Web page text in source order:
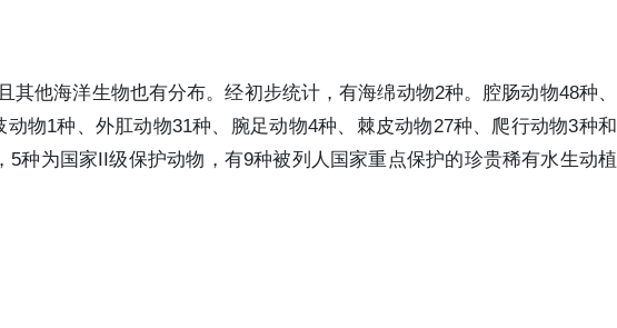
他海洋生物也有分布。经初步统计，有海绵动物2种。腔肠动物48种、
物1种、外肛动物31种、腕足动物4种、棘皮动物27种、爬行动物3种和
种为国家II级保护动物，有9种被列人国家重点保护的珍贵稀有水生动植